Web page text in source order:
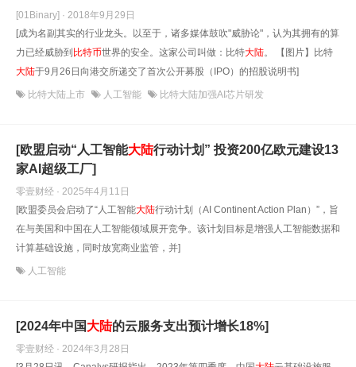
[01Binary] · 2018年9月29日
[成为名副其实的行业龙头。以至于，诸多媒体鼓吹"威胁论"，认为其拥有的算
力已经威胁到比特币世界的安全。这家公司叫做：比特大陆。 【图片】比特
大陆于9月26日向港交所递交了首次公开募股（IPO）的招股说明书]
比特大陆上市 人工智能 比特大陆加强AI芯片研发
[欧盟启动“人工智能大陆行动计划” 投资200亿欧元建设13
家AI超级工厂]
零壹财经 · 2025年4月11日
[欧盟委员会启动了“人工智能大陆行动计划（AI Continent Action Plan）”，旨
在与美国和中国在人工智能领域展开竞争。该计划目标是增强人工智能数据和
计算基础设施，同时放宽商业监管，并]
人工智能
[2024年中国大陆的云服务支出预计增长18%]
零壹财经 · 2024年3月28日